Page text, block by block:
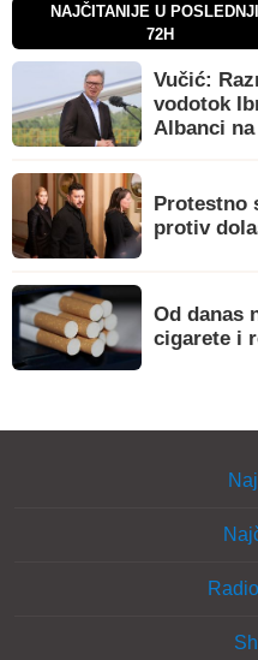
NAJČITANIJE U
72H
Vučić:
vodotok
Albanci
Protestno
protiv
Od danas
cigarete i